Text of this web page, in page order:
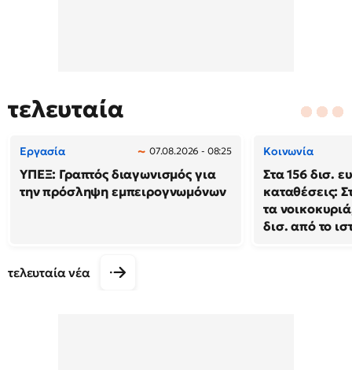
τελευταία
Εργασία 07.08.2026 - 08:25
ΥΠΕΞ: Γραπτός διαγωνισμός για
την πρόσληψη εμπειρογνωμόνων
Κοινωνία
Στα 156 δισ.
καταθέσεις:
τα
δισ. από το
τελευταία νέα